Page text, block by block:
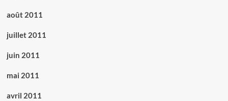
août 2011
juillet 2011
juin 2011
mai 2011
avril 2011